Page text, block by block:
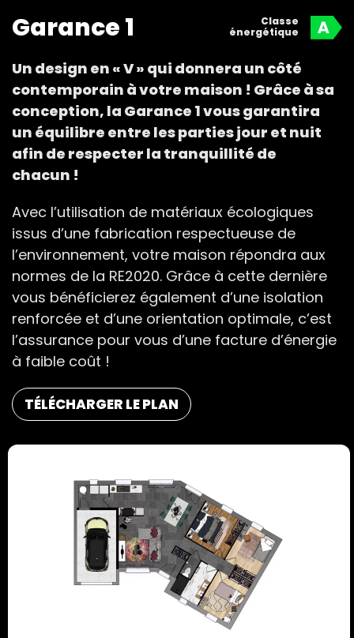
Garance 1
Classe
énergétique
Un design en « V » qui donnera un côté
contemporain à votre maison ! Grâce à sa
conception, la Garance 1 vous garantira
un équilibre entre les parties jour et nuit
afin de respecter la tranquillité de
chacun !
Avec l’utilisation de matériaux écologiques
issus d’une fabrication respectueuse de
l’environnement, votre maison répondra aux
normes de la RE2020. Grâce à cette dernière
vous bénéficierez également d’une isolation
renforcée et d’une orientation optimale, c’est
l’assurance pour vous d’une facture d’énergie
à faible coût !
TÉLÉCHARGER LE PLAN